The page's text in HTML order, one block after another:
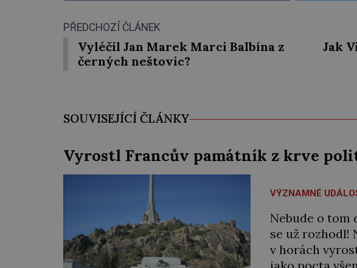
PŘEDCHOZÍ ČLÁNEK
Vyléčil Jan Marek Marci Balbína z
černých neštovic?
Jak
SOUVISEJÍCÍ ČLÁNKY
Vyrostl Francův památník z krve
VÝZNAMNÉ
Nebude o tom
se už rozhodl!
v horách
jako pocta